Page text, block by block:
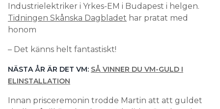
Industrielektriker i Yrkes-EM i Budapest i helgen.
Tidningen Skånska Dagbladet har pratat med
honom
– Det känns helt fantastiskt!
NÄSTA ÅR ÄR DET VM: SÅ VINNER DU VM-GULD I
ELINSTALLATION
Innan prisceremonin trodde Martin att att guldet